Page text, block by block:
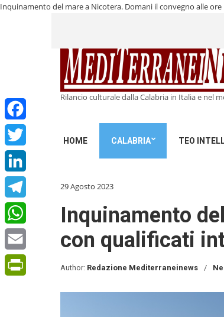
Inquinamento del mare a Nicotera. Domani il convegno alle
Rilancio culturale dalla Calabria in Italia e nel
HOME CALABRIA TEO
Facebook
Twitter
LinkedIn
Telegram
WhatsApp
Email
29 Agosto 2023
Inquinamento
con qualificati
Author: Redazione Mediterraneinews